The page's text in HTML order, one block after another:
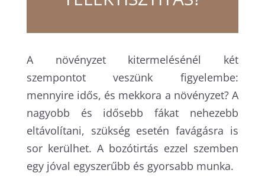
A növényzet kitermelésénél két
szempontot veszünk figyelembe:
mennyire idős, és mekkora a növényzet? A
nagyobb és idősebb fákat nehezebb
eltávolítani, szükség esetén favágásra is
sor kerülhet. A bozótirtás ezzel szemben
egy jóval egyszerűbb és gyorsabb munka.